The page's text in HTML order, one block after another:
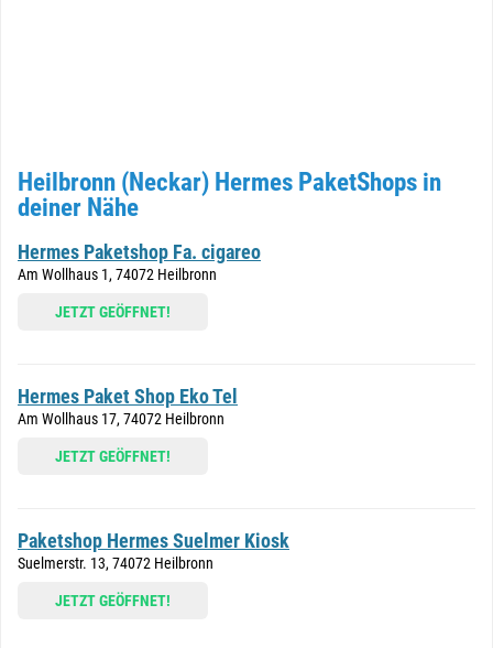
Heilbronn (Neckar) Hermes PaketShops in
deiner Nähe
Hermes Paketshop Fa. cigareo
Am Wollhaus 1, 74072 Heilbronn
JETZT GEÖFFNET!
Hermes Paket Shop Eko Tel
Am Wollhaus 17, 74072 Heilbronn
JETZT GEÖFFNET!
Paketshop Hermes Suelmer Kiosk
Suelmerstr. 13, 74072 Heilbronn
JETZT GEÖFFNET!